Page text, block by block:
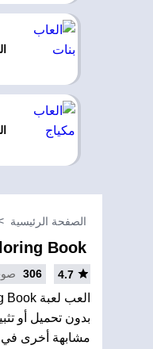
الصفحة الرئيسية
Book
4.7
306
بدون تحميل أو
مشابهة أخرى في